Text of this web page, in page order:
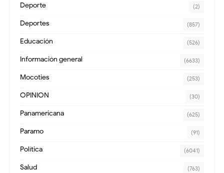
Deporte (2)
Deportes (857)
Educación (526)
Información general (6633)
Mocoties (253)
OPINION (30)
Panamericana (625)
Paramo (91)
Política (6041)
Salud (763)